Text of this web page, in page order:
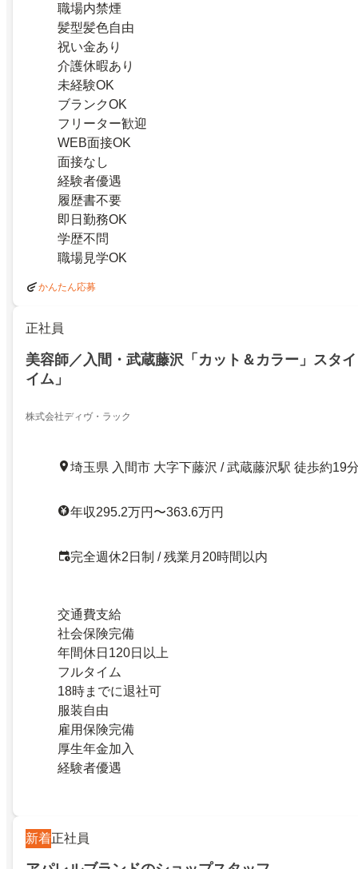
職場内禁煙
髪型髪色自由
祝い金あり
介護休暇あり
未経験OK
ブランクOK
フリーター歓迎
WEB面接OK
面接なし
経験者優遇
履歴書不要
即日勤務OK
学歴不問
職場見学OK
かんたん応募
正社員
美容師／入間・武蔵藤沢「カット＆カラー」スタ
イム」
株式会社ディヴ・ラック
埼玉県 入間市 大字下藤沢 / 武蔵藤沢駅 徒歩約19
年収295.2万円〜363.6万円
完全週休2日制 / 残業月20時間以内
交通費支給
社会保険完備
年間休日120日以上
フルタイム
18時までに退社可
服装自由
雇用保険完備
厚生年金加入
経験者優遇
新着正社員